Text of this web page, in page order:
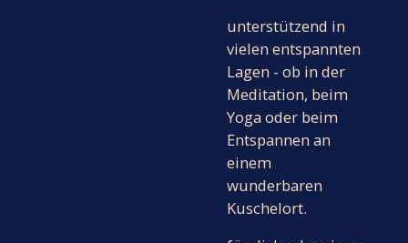
unterstützend in
vielen entspannten
Lagen - ob in der
Meditation, beim
Yoga oder beim
Entspannen an
einem
wunderbaren
Kuschelort.